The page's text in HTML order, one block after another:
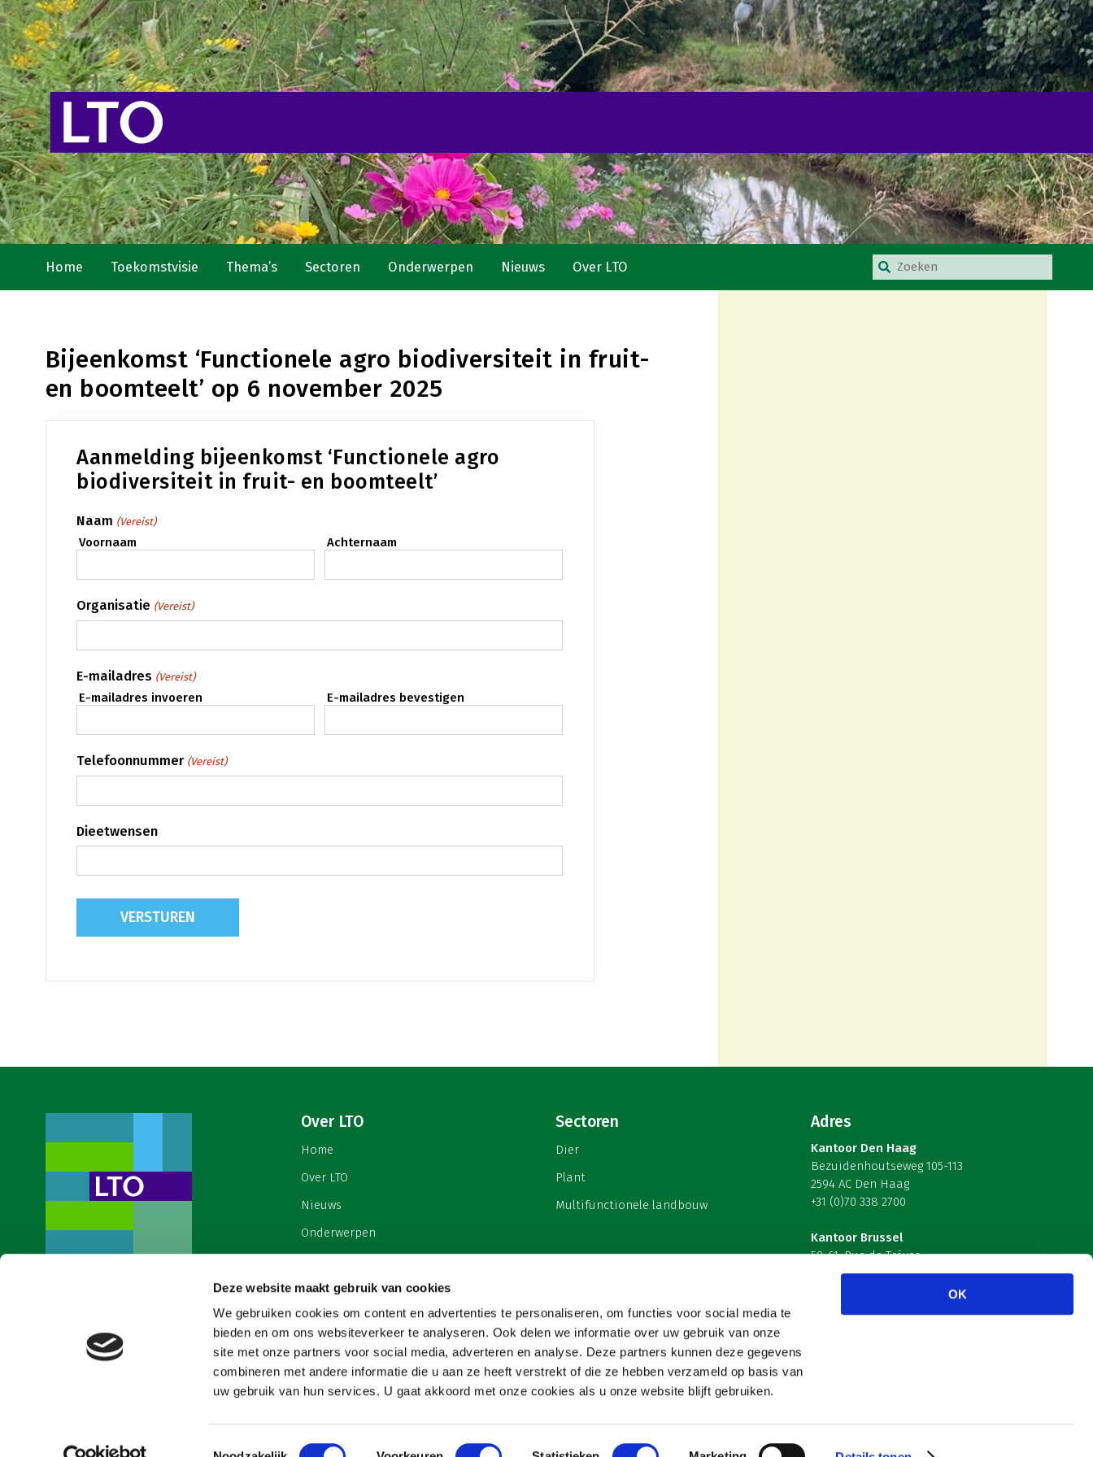
Deze website maakt gebruik van cookies
We gebruiken cookies om content en advertenties te personaliseren, om functies voor social media te
bieden en om ons websiteverkeer te analyseren. Ook delen we informatie over uw gebruik van onze
site met onze partners voor social media, adverteren en analyse. Deze partners kunnen deze gegevens
combineren met andere informatie die u aan ze heeft verstrekt of die ze hebben verzameld op basis van
uw gebruik van hun services. U gaat akkoord met onze cookies als u onze website blijft gebruiken.
Toestemmingsselectie
OK
Home Toekomstvisie Thema’s Sectoren Onderwerpen Nieuws Over LTO
Bijeenkomst ‘Functionele agro biodiversiteit in fruit-
en boomteelt’ op 6 november 2025
Aanmelding bijeenkomst ‘Functionele agro
biodiversiteit in fruit- en boomteelt’
Naam (Vereist)
Voornaam Achternaam
Organisatie (Vereist)
E-mailadres (Vereist)
E-mailadres invoeren E-mailadres bevestigen
Telefoonnummer (Vereist)
Dieetwensen
werkgeversorganisatie met meerwaarde,
voor een sector met meerwaarde. Dat is
Land- en Tuinbouw Organisatie
Nederland (LTO).
Over LTO
Home
Over LTO
Nieuws
Onderwerpen
Contact
Cookies & privacy
Sectoren
Dier
Plant
Multifunctionele landbouw
Adres
Kantoor Den Haag
Bezuidenhoutseweg 105-113
2594 AC Den Haag
+31 (0)70 338 2700
Kantoor Brussel
59-61, Rue de Trèves
B-1040 Brussel – België
Volg ons